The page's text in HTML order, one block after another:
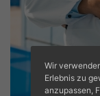
Wir
Erlebnis zu
anzupassen,